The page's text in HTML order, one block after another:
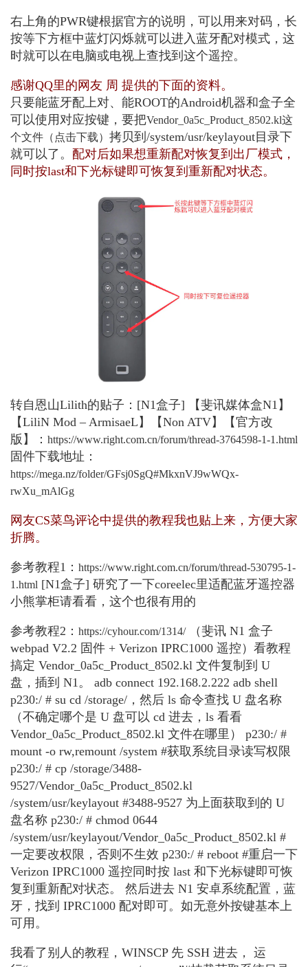
右上角的PWR键根据官方的说明，可以用来对码，长
按等下方框中蓝灯闪烁就可以进入蓝牙配对模式，这
时就可以在电脑或电视上查找到这个遥控。
感谢QQ里的网友 周 提供的下面的资料。
只要能蓝牙配上对、能ROOT的Android机器和盒子全
可以使用对应按键，要把Vendor_0a5c_Product_8502.kl这
个文件（点击下载） 拷贝到/system/usr/keylayout目录下
就可以了。 配对后如果想重新配对恢复到出厂模式，
同时按last和下光标键即可恢复到重新配对状态。
转自恩山Lilith的贴子：[N1盒子] 【斐讯媒体盒N1】
【LiliN Mod – ArmisaeL】【Non ATV】【官方改
版】： https://www.right.com.cn/forum/thread-3764598-1-1.html
固件下载地址：
https://mega.nz/folder/GFsj0SgQ#MkxnVJ9wWQx-
rwXu_mAlGg
网友CS菜鸟评论中提供的教程我也贴上来，方便大家
折腾。
参考教程1： https://www.right.com.cn/forum/thread-530795-1-
1.html [N1盒子] 研究了一下coreelec里适配蓝牙遥控器
小熊掌柜请看看，这个也很有用的
参考教程2： https://cyhour.com/1314/（斐讯 N1 盒子
webpad V2.2 固件 + Verizon IPRC1000 遥控）看教程
搞定 Vendor_0a5c_Product_8502.kl 文件复制到 U
盘，插到 N1。 adb connect 192.168.2.222 adb shell
p230:/ # su cd /storage/，然后 ls 命令查找 U 盘名称
（不确定哪个是 U 盘可以 cd 进去，ls 看看
Vendor_0a5c_Product_8502.kl 文件在哪里） p230:/ #
mount -o rw,remount /system #获取系统目录读写权限
p230:/ # cp /storage/3488-
9527/Vendor_0a5c_Product_8502.kl
/system/usr/keylayout #3488-9527 为上面获取到的 U
盘名称 p230:/ # chmod 0644
/system/usr/keylayout/Vendor_0a5c_Product_8502.kl #
一定要改权限，否则不生效 p230:/ # reboot #重启一下
Verizon IPRC1000 遥控同时按 last 和下光标键即可恢
复到重新配对状态。 然后进去 N1 安卓系统配置，蓝
牙，找到 IPRC1000 配对即可。如无意外按键基本上
可用。
我看了别人的教程，WINSCP 先 SSH 进去， 运